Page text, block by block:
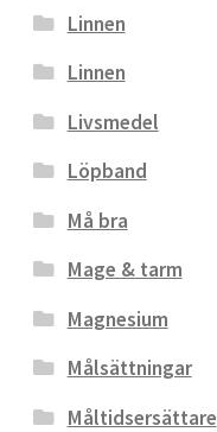
Linnen
Linnen
Livsmedel
Löpband
Må bra
Mage & tarm
Magnesium
Målsättningar
Måltidsersättare